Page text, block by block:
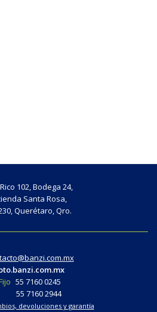
102, Bodega 24,
Santa Rosa,
Querétaro, Qro.
55 7160 0245
55 7160 2944
devoluciones y garantía